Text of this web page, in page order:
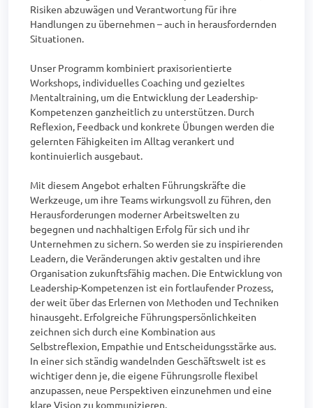
Risiken abzuwägen und Verantwortung für ihre
Handlungen zu übernehmen – auch in herausfordernden
Situationen.
Unser Programm kombiniert praxisorientierte
Workshops, individuelles Coaching und gezieltes
Mentaltraining, um die Entwicklung der Leadership-
Kompetenzen ganzheitlich zu unterstützen. Durch
Reflexion, Feedback und konkrete Übungen werden die
gelernten Fähigkeiten im Alltag verankert und
kontinuierlich ausgebaut.
Mit diesem Angebot erhalten Führungskräfte die
Werkzeuge, um ihre Teams wirkungsvoll zu führen, den
Herausforderungen moderner Arbeitswelten zu
begegnen und nachhaltigen Erfolg für sich und ihr
Unternehmen zu sichern. So werden sie zu inspirierenden
Leadern, die Veränderungen aktiv gestalten und ihre
Organisation zukunftsfähig machen. Die Entwicklung von
Leadership-Kompetenzen ist ein fortlaufender Prozess,
der weit über das Erlernen von Methoden und Techniken
hinausgeht. Erfolgreiche Führungspersönlichkeiten
zeichnen sich durch eine Kombination aus
Selbstreflexion, Empathie und Entscheidungsstärke aus.
In einer sich ständig wandelnden Geschäftswelt ist es
wichtiger denn je, die eigene Führungsrolle flexibel
anzupassen, neue Perspektiven einzunehmen und eine
klare Vision zu kommunizieren.